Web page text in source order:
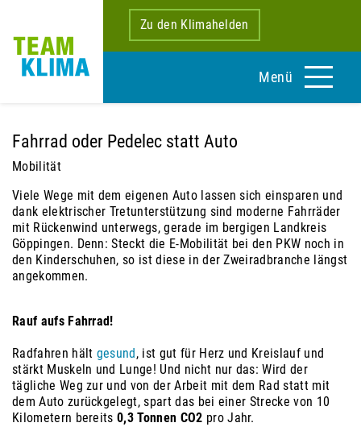
Zu den Klimahelden
Menü
Fahrrad oder Pedelec statt Auto
Mobilität
Viele Wege mit dem eigenen Auto lassen sich einsparen und
dank elektrischer Tretunterstützung sind moderne Fahrräder
mit Rückenwind unterwegs, gerade im bergigen Landkreis
Göppingen. Denn: Steckt die E-Mobilität bei den PKW noch in
den Kinderschuhen, so ist diese in der Zweiradbranche längst
angekommen.
Rauf aufs Fahrrad!
Radfahren hält gesund, ist gut für Herz und Kreislauf und
stärkt Muskeln und Lunge! Und nicht nur das: Wird der
tägliche Weg zur und von der Arbeit mit dem Rad statt mit
dem Auto zurückgelegt, spart das bei einer Strecke von 10
Kilometern bereits0,3 Tonnen CO2 pro Jahr.